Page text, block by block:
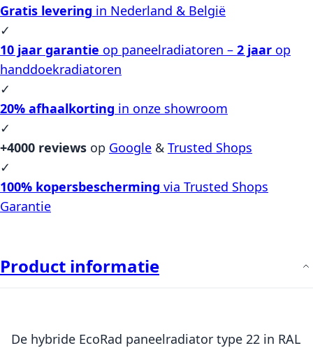
Gratis levering in Nederland & België
✓
10 jaar garantie op paneelradiatoren – 2 jaar op
handdoekradiatoren
✓
20% afhaalkorting in onze showroom
✓
+4000 reviews op Google & Trusted Shops
✓
100% kopersbescherming via Trusted Shops
Garantie
Product informatie
De hybride EcoRad paneelradiator type 22 in RAL